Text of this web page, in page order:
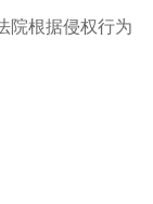
院根据侵权行为